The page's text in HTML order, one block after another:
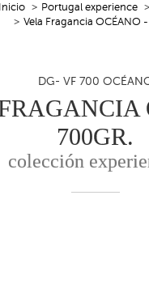
Inicio
Portugal experience
Vela Fragancia OCÉANO
DG- VF 700
700GR.
colección